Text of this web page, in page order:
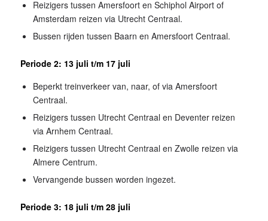
Reizigers tussen Amersfoort en Schiphol Airport of
Amsterdam reizen via Utrecht Centraal.
Bussen rijden tussen Baarn en Amersfoort Centraal.
Periode 2: 13 juli t/m 17 juli
Beperkt treinverkeer van, naar, of via Amersfoort
Centraal.
Reizigers tussen Utrecht Centraal en Deventer reizen
via Arnhem Centraal.
Reizigers tussen Utrecht Centraal en Zwolle reizen via
Almere Centrum.
Vervangende bussen worden ingezet.
Periode 3: 18 juli t/m 28 juli